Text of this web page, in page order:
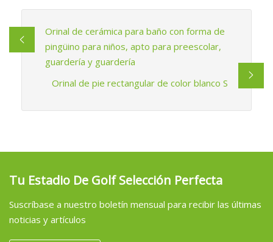
Orinal de cerámica para baño con forma de
pingüino para niños, apto para preescolar,
guardería y guardería
Orinal de pie rectangular de color blanco S
Tu Estadio De Golf Selección Perfecta
Suscríbase a nuestro boletín mensual para recibir las últimas
noticias y artículos